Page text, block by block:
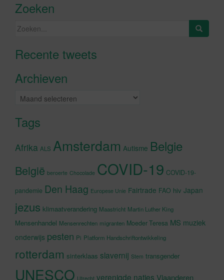
Zoeken
Zoeken
Recente tweetsKlik om marketing cookies te
Archieven
Archieven
Tags
Afrika ALS Amsterdam Autisme Belgie
België beroerte Chocolade COVID-19 COVID-19-
pandemie Den Haag Europese Unie Fairtrade FAO hiv Japan
jezus klimaatverandering Maastricht Martin Luther King
Mensenhandel Mensenrechten migranten Moeder Teresa MS muziek
onderwijs pesten Pi Platform Handschriftontwikkeling
rotterdam sinterklaas slavernij Stem transgender
UNESCO Utrecht verenigde naties Vlaanderen